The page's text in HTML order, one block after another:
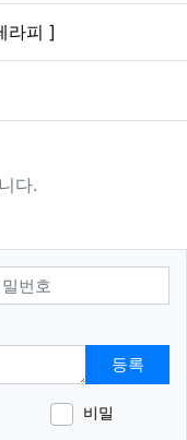
라피 ]
다.
필수
등록
비밀